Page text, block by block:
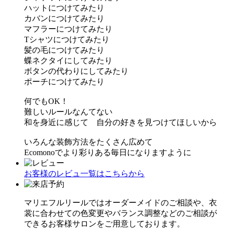
ハットにつけてみたり
カバンにつけてみたり
マフラーにつけてみたり
Tシャツにつけてみたり
髪の毛につけてみたり
蝶ネクタイにしてみたり
ボタンの代わりにしてみたり
ポーチにつけてみたり
何でもOK！
難しいルールなんてない
和を身近に感じて 自分の好きを見つけてほしいから
いろんな装飾方法をたくさん広めて
Ecomonoでより彩りある毎日になりますように
お客様のレビュ一覧はこちらから
マリエフルリールではオーダーメイドのご相談や、衣
裳に合わせての色変更やバランス調整などのご相談が
できるお客様サロンをご用意しております。